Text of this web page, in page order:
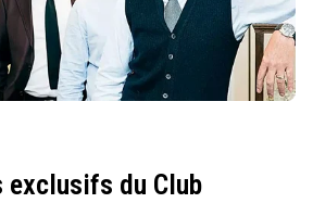
exclusifs du Club